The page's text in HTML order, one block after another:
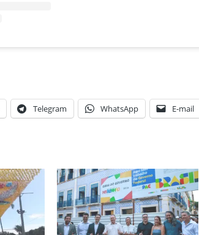
Telegram WhatsApp E-mail